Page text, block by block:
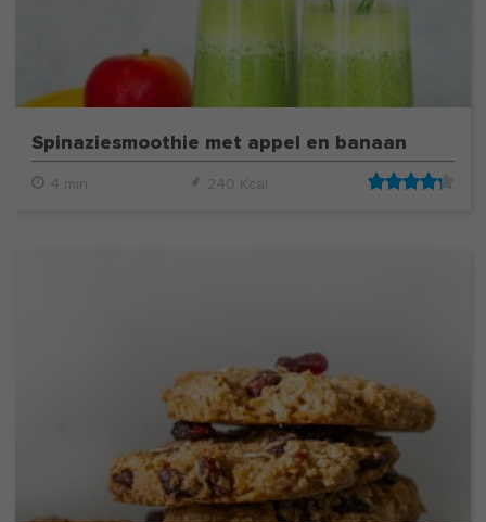
Spinaziesmoothie met appel en banaan
4 min. 240 Kcal.